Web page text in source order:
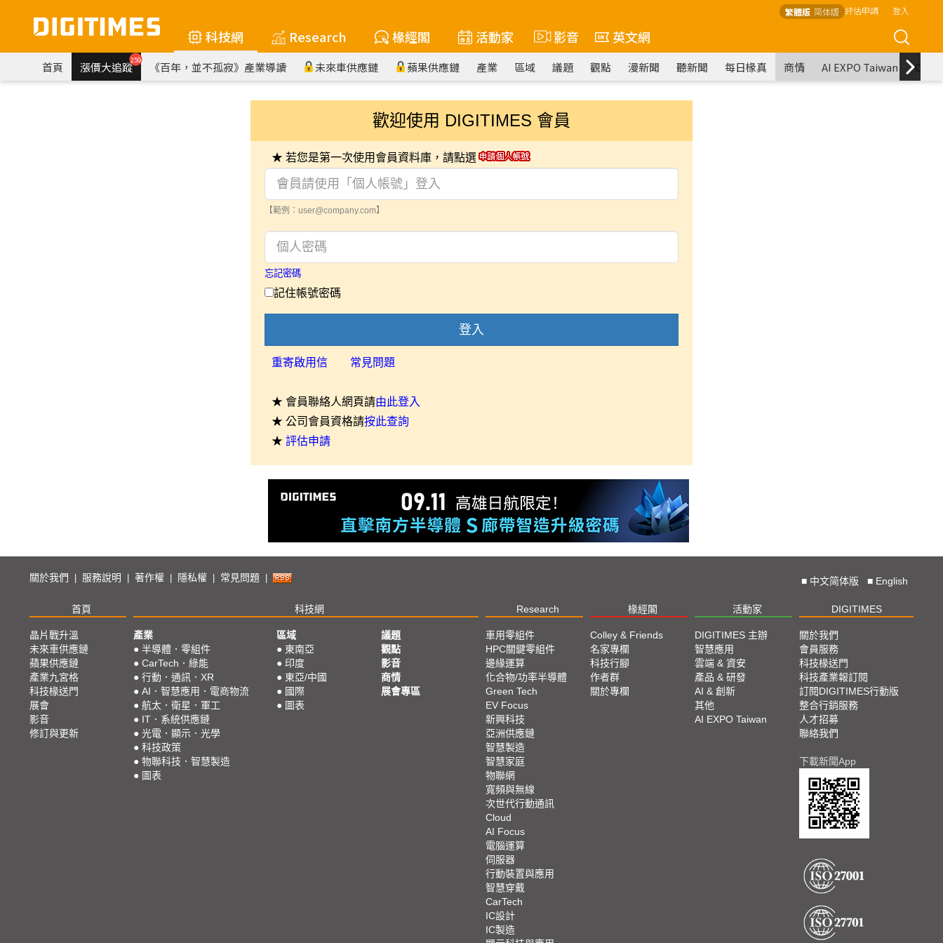
繁體版 简体版 評估申請 登入
科技網 Research 椽經閣 活動家 影音 英文網
首頁 漲價大追蹤259 《百年，並不孤寂》產業導讀 未來車供應鏈 蘋果供應鏈 產業 區域 議題 觀點 漫新聞 聽新聞 每日椽真 商情 AI EXPO Taiwan
歡迎使用 DIGITIMES 會員
★ 若您是第一次使用會員資料庫，請點選
【範例：user@company.com】
忘記密碼
記住帳號密碼
登入
重寄啟用信 常見問題
★ 會員聯絡人網頁請由此登入
★ 公司會員資格請按此查詢
★ 評估申請
關於我們 服務說明 著作權 隱私權 常見問題 ■ 中文简体版 ■ English
首頁 科技網 Research 椽經閣 活動家 DIGITIMES
晶片戰升溫
未來車供應鏈
蘋果供應鏈
產業九宮格
科技椽送門
展會
影音
修訂與更新
產業
● 半導體．零組件
● CarTech．綠能
● 行動．通訊．XR
● AI．智慧應用．電商物流
● 航太．衛星．軍工
● IT．系統供應鏈
● 光電．顯示．光學
● 科技政策
● 物聯科技．智慧製造
● 圖表
區域
● 東南亞
● 印度
● 東亞/中國
● 國際
● 圖表
議題
觀點
影音
商情
展會專區
車用零組件
HPC關鍵零組件
邊緣運算
化合物/功率半導體
Green Tech
EV Focus
新興科技
亞洲供應鏈
智慧製造
智慧家庭
物聯網
寬頻與無線
次世代行動通訊
Cloud
AI Focus
電腦運算
伺服器
行動裝置與應用
智慧穿戴
CarTech
IC設計
IC製造
Colley & Friends
名家專欄
科技行腳
作者群
關於專欄
DIGITIMES 主辦
智慧應用
雲端 & 資安
產品 & 研發
AI & 創新
其他
AI EXPO Taiwan
關於我們
會員服務
科技椽送門
科技產業報訂閱
訂閱DIGITIMES行動版
整合行銷服務
人才招募
聯絡我們
下載新聞App